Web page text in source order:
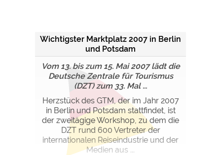
Wichtigster Marktplatz 2007 in Berlin
und Potsdam
Vom 13. bis zum 15. Mai 2007 lädt die
Deutsche Zentrale für Tourismus
(DZT) zum 33. Mal ...
Herzstück des GTM, der im Jahr 2007
in Berlin und Potsdam stattfindet, ist
der zweitägige Workshop, zu dem die
DZT rund 600 Vertreter der
internationalen Reiseindustrie und der
Medien aus ...